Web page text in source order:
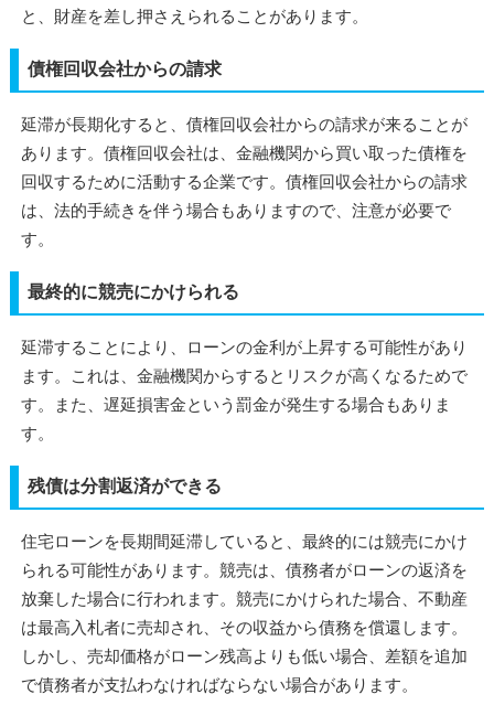
と、財産を差し押さえられることがあります。
債権回収会社からの請求
延滞が長期化すると、債権回収会社からの請求が来ることが
あります。債権回収会社は、金融機関から買い取った債権を
回収するために活動する企業です。債権回収会社からの請求
は、法的手続きを伴う場合もありますので、注意が必要で
す。
最終的に競売にかけられる
延滞することにより、ローンの金利が上昇する可能性があり
ます。これは、金融機関からするとリスクが高くなるためで
す。また、遅延損害金という罰金が発生する場合もありま
す。
残債は分割返済ができる
住宅ローンを長期間延滞していると、最終的には競売にかけ
られる可能性があります。競売は、債務者がローンの返済を
放棄した場合に行われます。競売にかけられた場合、不動産
は最高入札者に売却され、その収益から債務を償還します。
しかし、売却価格がローン残高よりも低い場合、差額を追加
で債務者が支払わなければならない場合があります。